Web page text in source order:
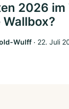
2026 im
Wulff ‧ 22. Juli